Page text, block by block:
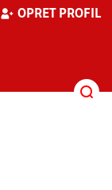
OPRET PROFIL